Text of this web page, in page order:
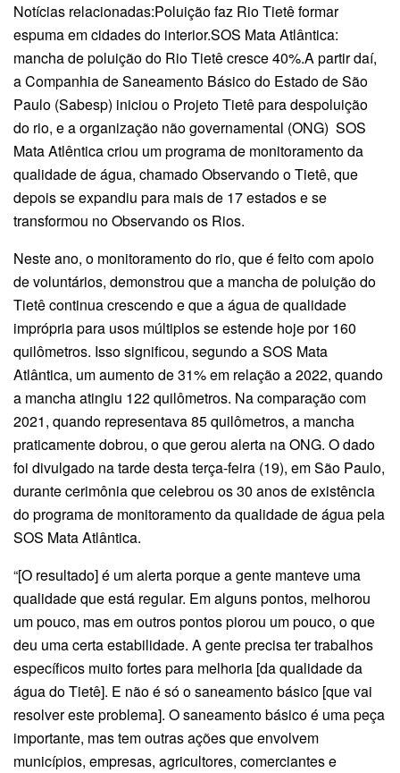
Notícias relacionadas:Poluição faz Rio Tietê formar
espuma em cidades do interior.SOS Mata Atlântica:
mancha de poluição do Rio Tietê cresce 40%.A partir daí,
a Companhia de Saneamento Básico do Estado de São
Paulo (Sabesp) iniciou o Projeto Tietê para despoluição
do rio, e a organização não governamental (ONG) SOS
Mata Atlêntica criou um programa de monitoramento da
qualidade de água, chamado Observando o Tietê, que
depois se expandiu para mais de 17 estados e se
transformou no Observando os Rios.
Neste ano, o monitoramento do rio, que é feito com apoio
de voluntários, demonstrou que a mancha de poluição do
Tietê continua crescendo e que a água de qualidade
imprópria para usos múltiplos se estende hoje por 160
quilômetros. Isso significou, segundo a SOS Mata
Atlântica, um aumento de 31% em relação a 2022, quando
a mancha atingiu 122 quilômetros. Na comparação com
2021, quando representava 85 quilômetros, a mancha
praticamente dobrou, o que gerou alerta na ONG. O dado
foi divulgado na tarde desta terça-feira (19), em São Paulo,
durante cerimônia que celebrou os 30 anos de existência
do programa de monitoramento da qualidade de água pela
SOS Mata Atlântica.
“[O resultado] é um alerta porque a gente manteve uma
qualidade que está regular. Em alguns pontos, melhorou
um pouco, mas em outros pontos piorou um pouco, o que
deu uma certa estabilidade. A gente precisa ter trabalhos
específicos muito fortes para melhoria [da qualidade da
água do Tietê]. E não é só o saneamento básico [que vai
resolver este problema]. O saneamento básico é uma peça
importante, mas tem outras ações que envolvem
municípios, empresas, agricultores, comerciantes e